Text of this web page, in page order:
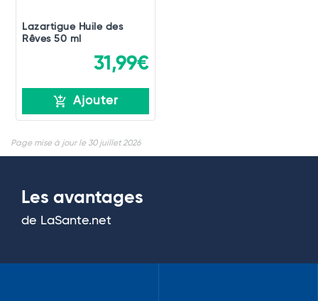
Lazartigue Huile des
Rêves 50 ml
31,99€
Ajouter
Page mise à jour le 30 juillet 2026
Les avantages
de LaSante.net